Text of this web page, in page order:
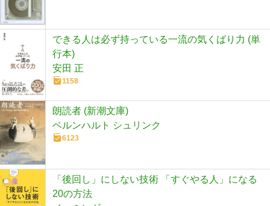
できる人は必ず持っている一流の気くばり力 (単
行本)
安田 正
1158
朗読者 (新潮文庫)
ベルンハルト シュリンク
6123
「後回し」にしない技術 「すぐやる人」になる
20の方法